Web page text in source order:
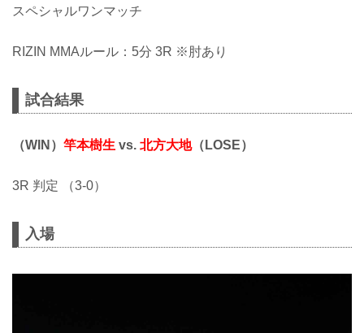
スペシャルワンマッチ
RIZIN MMAルール：5分 3R ※肘あり
試合結果
（WIN） 竿本樹生 vs. 北方大地（LOSE）
3R 判定 （3-0）
入場